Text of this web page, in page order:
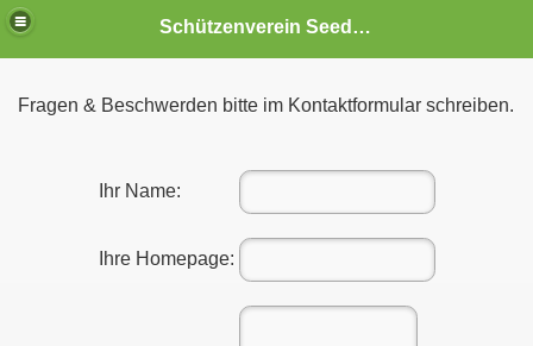
Schützenverein Seedorf von 1937 e.V.
Fragen & Beschwerden bitte im Kontaktformular schreiben.
Ihr Name:
Ihre Homepage: